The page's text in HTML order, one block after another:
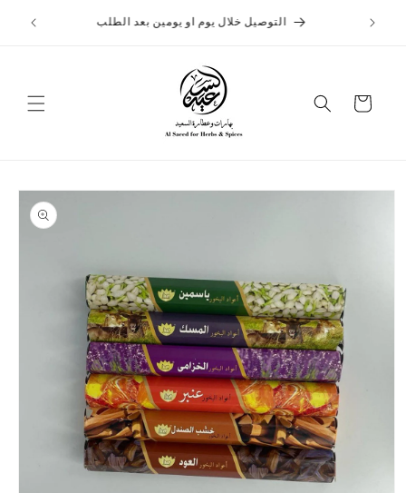
الى
التوصيل خلال يوم او يومين بعد الطلب
التسوق
إلى
معلومات
المنتج